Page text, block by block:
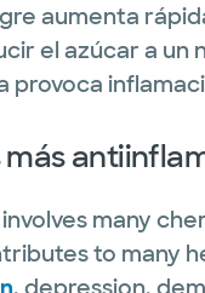
aumenta
el azúcar a un
provoca
más
many
to many